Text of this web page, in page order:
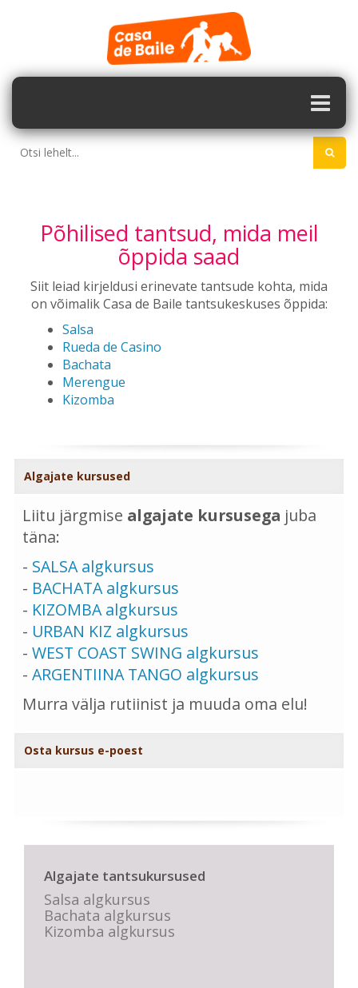
Põhilised tantsud, mida meil
õppida saad
Siit leiad kirjeldusi erinevate tantsude kohta, mida
on võimalik Casa de Baile tantsukeskuses õppida:
Salsa
Rueda de Casino
Bachata
Merengue
Kizomba
Algajate kursused
Liitu järgmise algajate kursusega juba
täna:
- SALSA algkursus
- BACHATA algkursus
- KIZOMBA algkursus
- URBAN KIZ algkursus
- WEST COAST SWING algkursus
- ARGENTIINA TANGO algkursus
Murra välja rutiinist ja muuda oma elu!
Osta kursus e-poest
Algajate tantsukursused
Salsa algkursus
Bachata algkursus
Kizomba algkursus